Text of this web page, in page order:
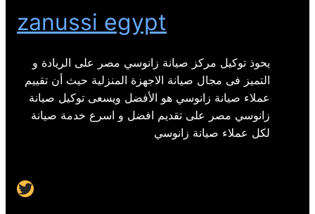
zanussi egypt
يحوذ توكيل مركز صيانة زانوسي مصر على الريادة و
التميز فى مجال صيانة الاجهزة المنزلية حيث أن تقييم
عملاء صيانة زانوسي هو الأفضل ويسعى توكيل صيانة
زانوسي مصر على تقديم افضل و اسرع خدمة صيانة
لكل عملاء صيانة زانوسي
Twitter